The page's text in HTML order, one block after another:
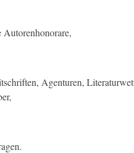
Autorenhonorare,
Agenturen,